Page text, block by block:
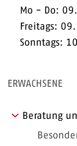
Mo - Do:
Freitags:
Sonntags:
ERWACHSENE
Beratung